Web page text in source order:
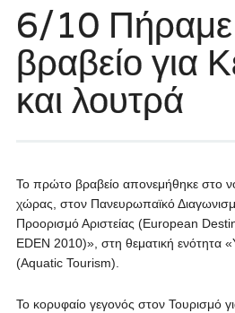
6/10
βραβείο για
και λουτρά
Το πρώτο βραβείο απονεμήθηκε στο
χώρας, στον Πανευρωπαϊκό
Προορισμό Αριστείας (European
EDEN 2010)», στη θεματική ενότητα
(Aquatic Tourism).
Το κορυφαίο γεγονός στον Τουρισμό